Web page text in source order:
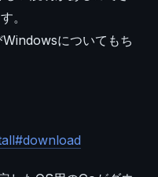
。
についてもち